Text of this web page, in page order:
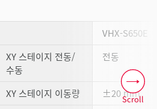
VHX-S650E
XY 스테이지 전동/
수동
전동
XY 스테이지 이동량
±20 mm
Scroll